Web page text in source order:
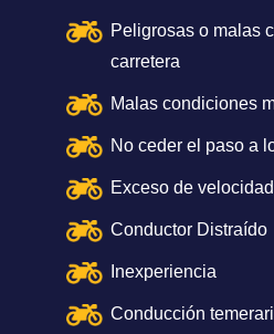
Peligrosas o malas
carretera
Malas condiciones
No ceder el paso a
Exceso de velocidad
Conductor Distraído
Inexperiencia
Conducción